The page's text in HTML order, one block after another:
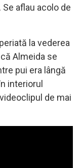
aflau acolo de
la vederea
Almeida se
pui era lângă
interiorul
de mai